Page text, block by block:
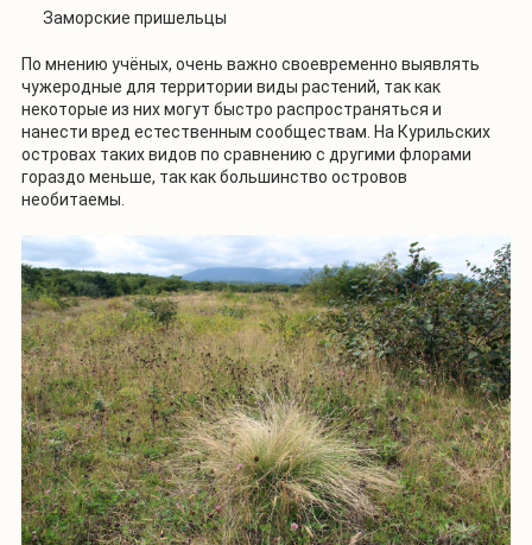
Заморские пришельцы
По мнению учёных, очень важно своевременно выявлять
чужеродные для территории виды растений, так как
некоторые из них могут быстро распространяться и
нанести вред естественным сообществам. На Курильских
островах таких видов по сравнению с другими флорами
гораздо меньше, так как большинство островов
необитаемы.